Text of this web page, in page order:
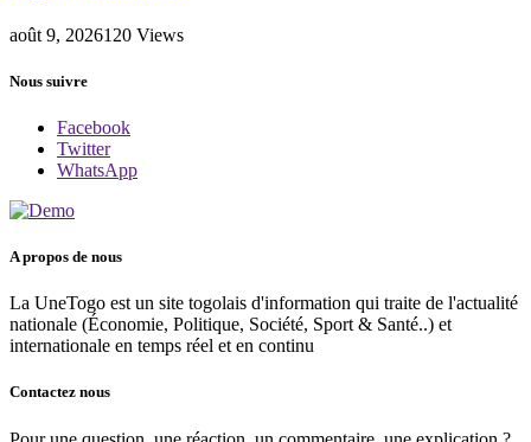
août 9, 2026120 Views
Nous suivre
Facebook
Twitter
WhatsApp
A propos de nous
La UneTogo est un site togolais d'information qui traite de l'actualité
nationale (Économie, Politique, Société, Sport & Santé..) et
internationale en temps réel et en continu
Contactez nous